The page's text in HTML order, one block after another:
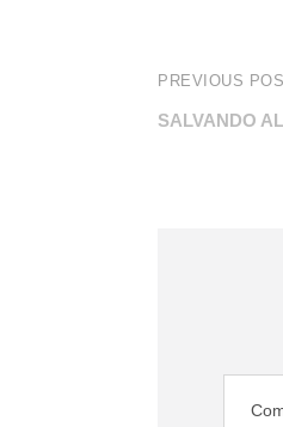
PREVIOUS
SALVANDO